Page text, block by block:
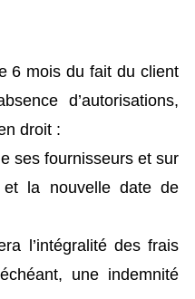
6 mois du fait du client
d’autorisations,
droit :
ses fournisseurs et sur
et la nouvelle date de
l’intégralité des frais
une indemnité